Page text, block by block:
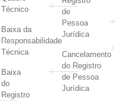
Técnico
Baixa da
Responsabilidade
Técnica
Baixa
do
Registro
de
Pessoa
Jurídica
Cancelamento
do Registro
de Pessoa
Jurídica